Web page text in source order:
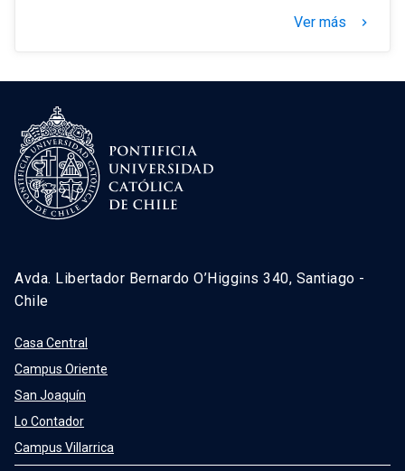
Ver más keyboard_arrow_right
Avda. Libertador Bernardo O’Higgins 340, Santiago -
Chile
Casa Central
Campus Oriente
San Joaquín
Lo Contador
Campus Villarrica